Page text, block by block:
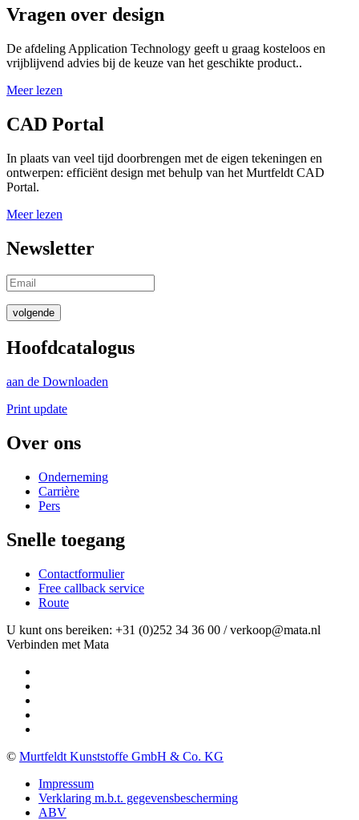
Vragen over design
De afdeling Application Technology geeft u graag kosteloos en
vrijblijvend advies bij de keuze van het geschikte product..
Meer lezen
CAD Portal
In plaats van veel tijd doorbrengen met de eigen tekeningen en
ontwerpen: efficiënt design met behulp van het Murtfeldt CAD
Portal.
Meer lezen
Newsletter
volgende
Hoofdcatalogus
aan de Downloaden
Print update
Over ons
Onderneming
Carrière
Pers
Snelle toegang
Contactformulier
Free callback service
Route
U kunt ons bereiken: +31 (0)252 34 36 00 / verkoop@mata.nl
Verbinden met Mata
© Murtfeldt Kunststoffe GmbH & Co. KG
Impressum
Verklaring m.b.t. gegevensbescherming
ABV